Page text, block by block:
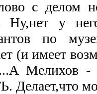
с делом
Ну,нет у
по
(и имеет
Мелихов
Делает,что